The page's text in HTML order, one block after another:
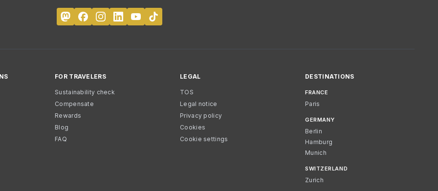
FOR TRAVELERS
Sustainability check
Compensate
Rewards
Blog
FAQ
LEGAL
TOS
Legal notice
Privacy policy
Cookies
Cookie settings
DESTINATIONS
FRANCE
Paris
GERMANY
Berlin
Hamburg
Munich
SWITZERLAND
Zurich